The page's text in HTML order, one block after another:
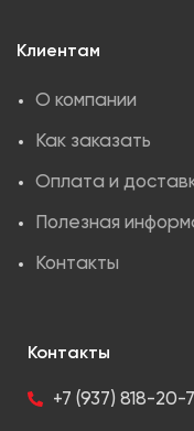
Клиентам
О компании
Как заказать
Оплата и
Полезная
Контакты
Контакты
+7 (937) 818-20-